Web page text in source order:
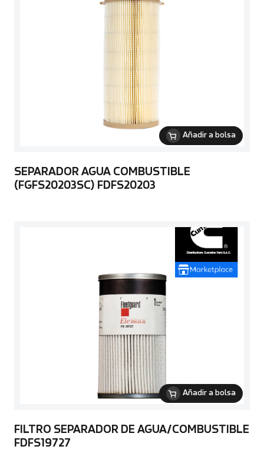
Añadir a bolsa
SEPARADOR AGUA COMBUSTIBLE
(FGFS20203SC) FDFS20203
Añadir a bolsa
FILTRO SEPARADOR DE AGUA/COMBUSTIBLE
FDFS19727